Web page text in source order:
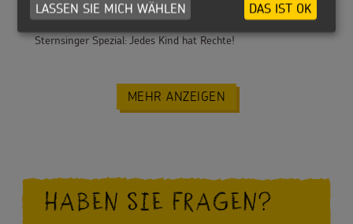
Sternsinger Spezial: Jedes Kind hat Rechte!
MEHR ANZEIGEN
HABEN SIE FRAGEN?
LASSEN SIE MICH WÄHLEN DAS IST OK